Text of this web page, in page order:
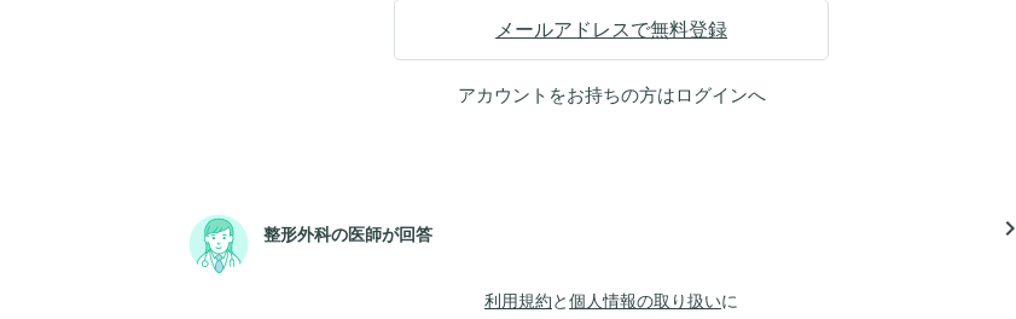
メールアドレスで無料登録
アカウントをお持ちの方はログインへ
整形外科の医師が回答 navigate_next
利用規約と個人情報の取り扱いに